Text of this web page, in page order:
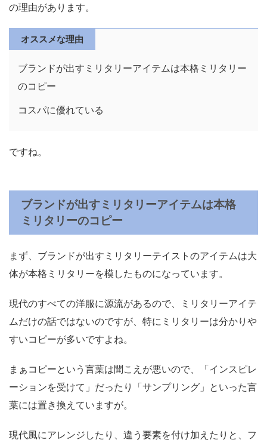
の理由があります。
オススメな理由
ブランドが出すミリタリーアイテムは本格ミリタリー
のコピー
コスパに優れている
ですね。
ブランドが出すミリタリーアイテムは本格
ミリタリーのコピー
まず、ブランドが出すミリタリーテイストのアイテムは大
体が本格ミリタリーを模したものになっています。
現代のすべての洋服に源流があるので、ミリタリーアイテ
ムだけの話ではないのですが、特にミリタリーは分かりや
すいコピーが多いですよね。
まぁコピーという言葉は聞こえが悪いので、「インスピレ
ーションを受けて」だったり「サンプリング」といった言
葉には置き換えていますが。
現代風にアレンジしたり、違う要素を付け加えたりと、フ